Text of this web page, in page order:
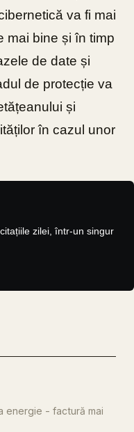
va fi mai
mai bine și în timp
de date și
de protecție va
și
în cazul unor
zilei, într-un singur
energie - factură mai